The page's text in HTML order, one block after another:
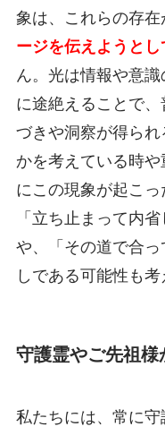
象は、これらの存在
ージを伝えようと
ん。光は情報や意
に途絶えることで
づきや洞察が得ら
かを考えている時
にこの現象が起こ
「立ち止まって内
や、「その道で合
しである可能性も考
守護霊やご先祖様
私たちには、常に